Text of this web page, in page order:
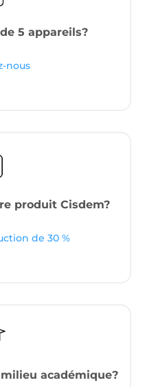
5 appareils?
nous
produit Cisdem?
de 30 %
académique?